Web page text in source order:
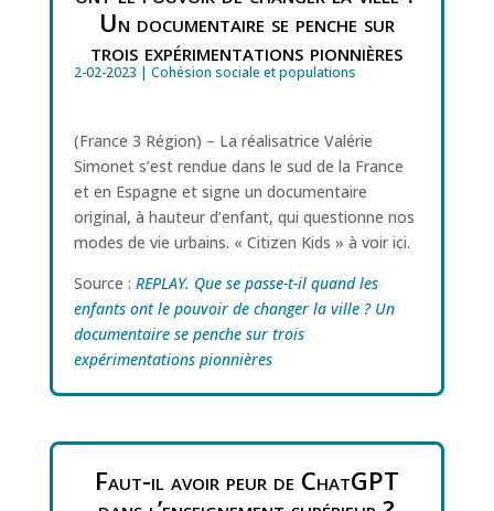
Un documentaire se penche sur
trois expérimentations pionnières
2-02-2023 | Cohésion sociale et populations
(France 3 Région) – La réalisatrice Valérie
Simonet s’est rendue dans le sud de la France
et en Espagne et signe un documentaire
original, à hauteur d’enfant, qui questionne nos
modes de vie urbains. « Citizen Kids » à voir ici.
Source : REPLAY. Que se passe-t-il quand les
enfants ont le pouvoir de changer la ville ? Un
documentaire se penche sur trois
expérimentations pionnières
Faut-il avoir peur de ChatGPT